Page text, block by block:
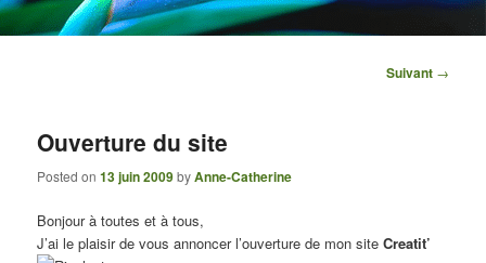
Navigation des
Suivant →
Ouverture du site
Posted on13 juin 2009byAnne-Catherine
Bonjour à toutes et à tous,
J’ai le plaisir de vous annoncer l’ouverture de mon siteCreatit’